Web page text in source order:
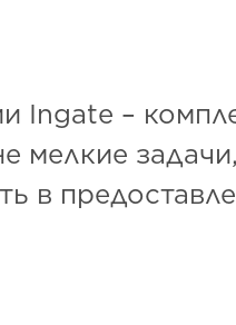
Ingate –
мелкие
в